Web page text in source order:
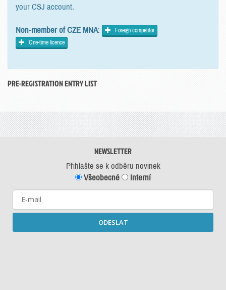
your CSJ account.
Non-member of CZE MNA:
Foreign competitor
One-time licence
PRE-REGISTRATION ENTRY LIST
NEWSLETTER
Přihlašte se k odběru novinek
Všeobecné
Interní
ODESLAT